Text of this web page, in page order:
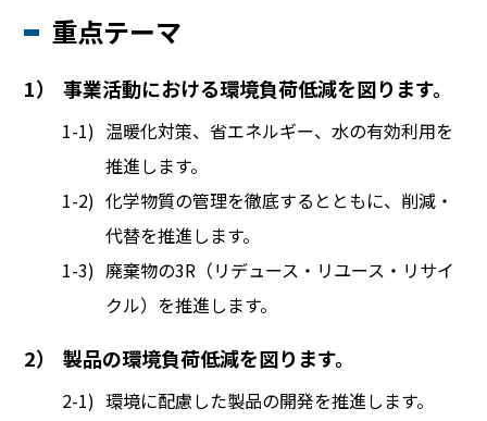
重点テーマ
1） 事業活動における環境負荷低減を図ります。
1-1) 温暖化対策、省エネルギー、水の有効利用を
推進します。
1-2) 化学物質の管理を徹底するとともに、削減・
代替を推進します。
1-3) 廃棄物の3R（リデュース・リユース・リサイ
クル）を推進します。
2） 製品の環境負荷低減を図ります。
2-1) 環境に配慮した製品の開発を推進します。